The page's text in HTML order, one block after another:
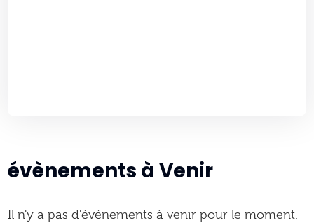
évènements à Venir
Il n'y a pas d'événements à venir pour le moment.